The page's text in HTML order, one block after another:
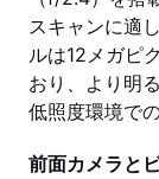
スキャンに適
ルは12メガピ
おり、より明
低照度環境で
前面カメラと